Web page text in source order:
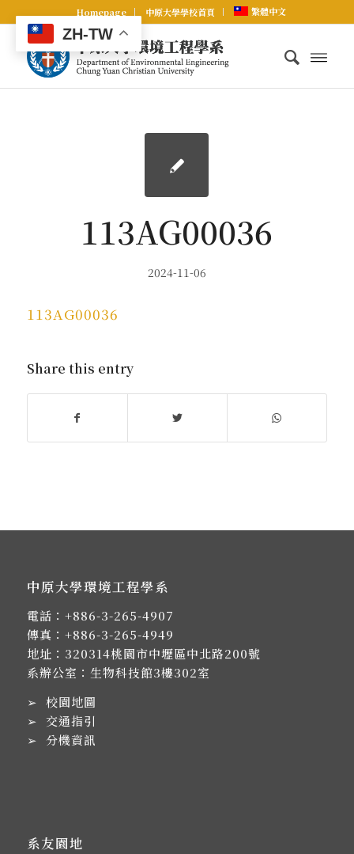
Homepage 中原大學學校首頁 繁體中文
113AG00036
2024-11-06
113AG00036
Share this entry
中原大學環境工程學系
電話： +886-3-265-4907
傳真：+886-3-265-4949
地址： 320314桃園市中壢區中北路200號
系辦公室：生物科技館3樓302室
➢ 校園地圖
➢ 交通指引
➢ 分機資訊
系友園地
ZH-TW